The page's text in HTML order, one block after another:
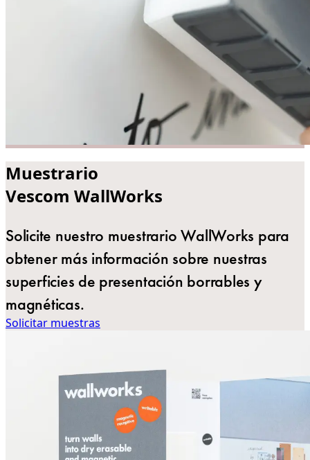
Muestrario
Vescom WallWorks
Solicite nuestro muestrario WallWorks para
obtener más información sobre nuestras
superficies de presentación borrables y
magnéticas.
Solicitar muestras